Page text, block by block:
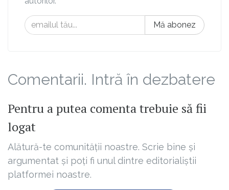
Mă abonez
Comentarii. Intră în dezbatere
Pentru a putea comenta trebuie să fii
logat
Alătură-te comunității noastre. Scrie bine și
argumentat și poți fi unul dintre editorialiștii
platformei noastre.